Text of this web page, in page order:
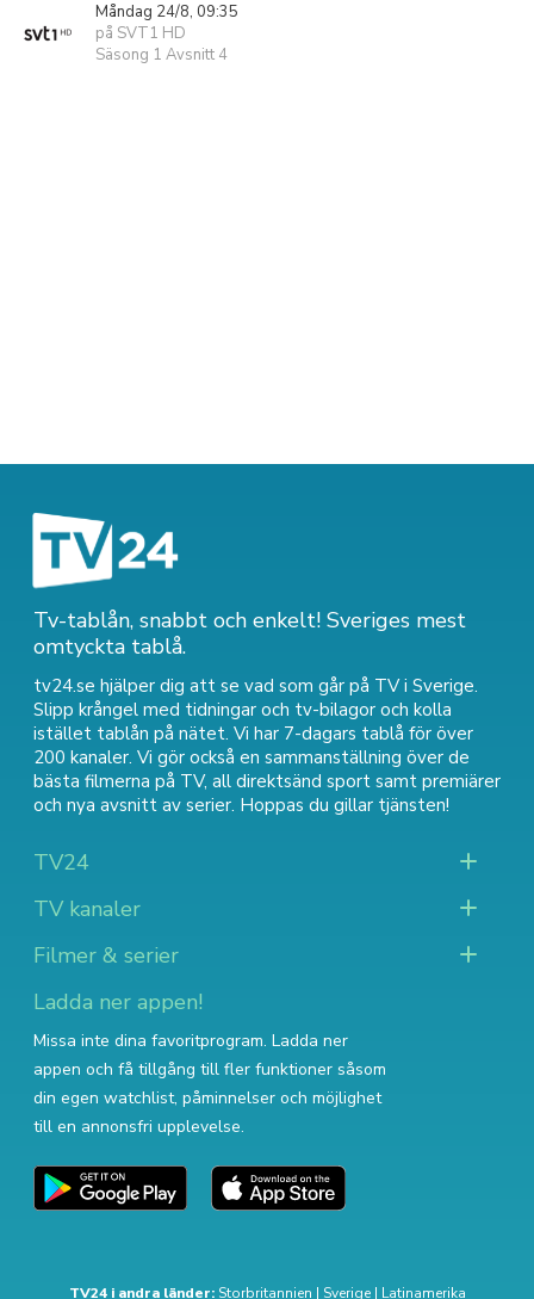
Måndag 24/8, 09:35
på SVT1 HD
Säsong 1 Avsnitt 4
Tv-tablån, snabbt och enkelt! Sveriges mest
omtyckta tablå.
tv24.se hjälper dig att se vad som går på TV i Sverige.
Slipp krångel med tidningar och tv-bilagor och kolla
istället tablån på nätet. Vi har 7-dagars tablå för över
200 kanaler. Vi gör också en sammanställning över de
bästa filmerna på TV, all direktsänd sport samt premiärer
och nya avsnitt av serier. Hoppas du gillar tjänsten!
TV24
TV kanaler
Filmer & serier
Ladda ner appen!
Missa inte dina favoritprogram. Ladda ner
appen och få tillgång till fler funktioner såsom
din egen watchlist, påminnelser och möjlighet
till en annonsfri upplevelse.
TV24 i andra länder: Storbritannien | Sverige| Latinamerika